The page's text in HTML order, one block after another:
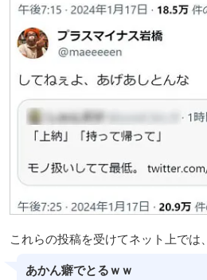
これらの投稿を受けてネット上では、
あかん癖でとるｗｗ